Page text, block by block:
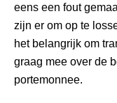
eens een fout
zijn er om op te
het belangrijk om
graag mee over de
portemonnee.